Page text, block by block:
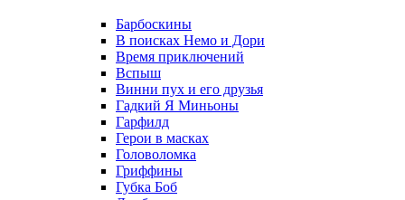
Барбоскины
В поисках Немо и Дори
Время приключений
Вспыш
Винни пух и его друзья
Гадкий Я Миньоны
Гарфилд
Герои в масках
Головоломка
Гриффины
Губка Боб